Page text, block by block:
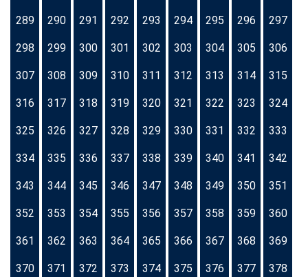
289 290 291 292 293 294 295 296 297
298 299 300 301 302 303 304 305 306
307 308 309 310 311 312 313 314 315
316 317 318 319 320 321 322 323 324
325 326 327 328 329 330 331 332 333
334 335 336 337 338 339 340 341 342
343 344 345 346 347 348 349 350 351
352 353 354 355 356 357 358 359 360
361 362 363 364 365 366 367 368 369
370 371 372 373 374 375 376 377 378